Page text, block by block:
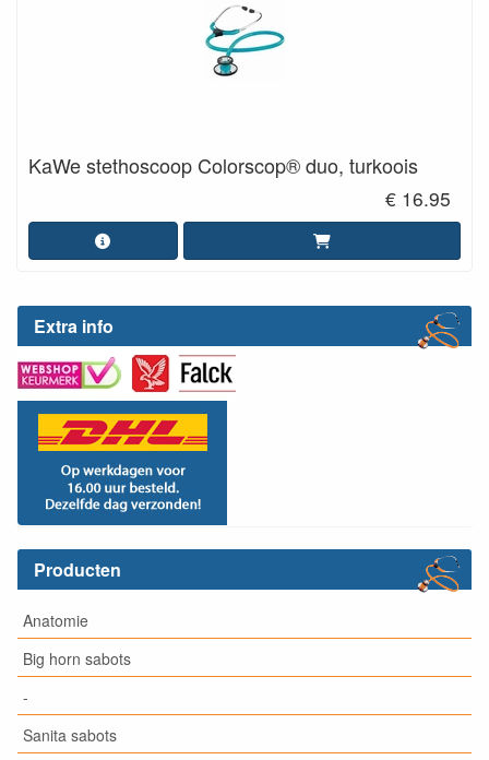
Extra info
Producten
Anatomie
Big horn sabots
-
Sanita sabots
KaWe stethoscoop Colorscop® duo, turkoois
€ 16.95